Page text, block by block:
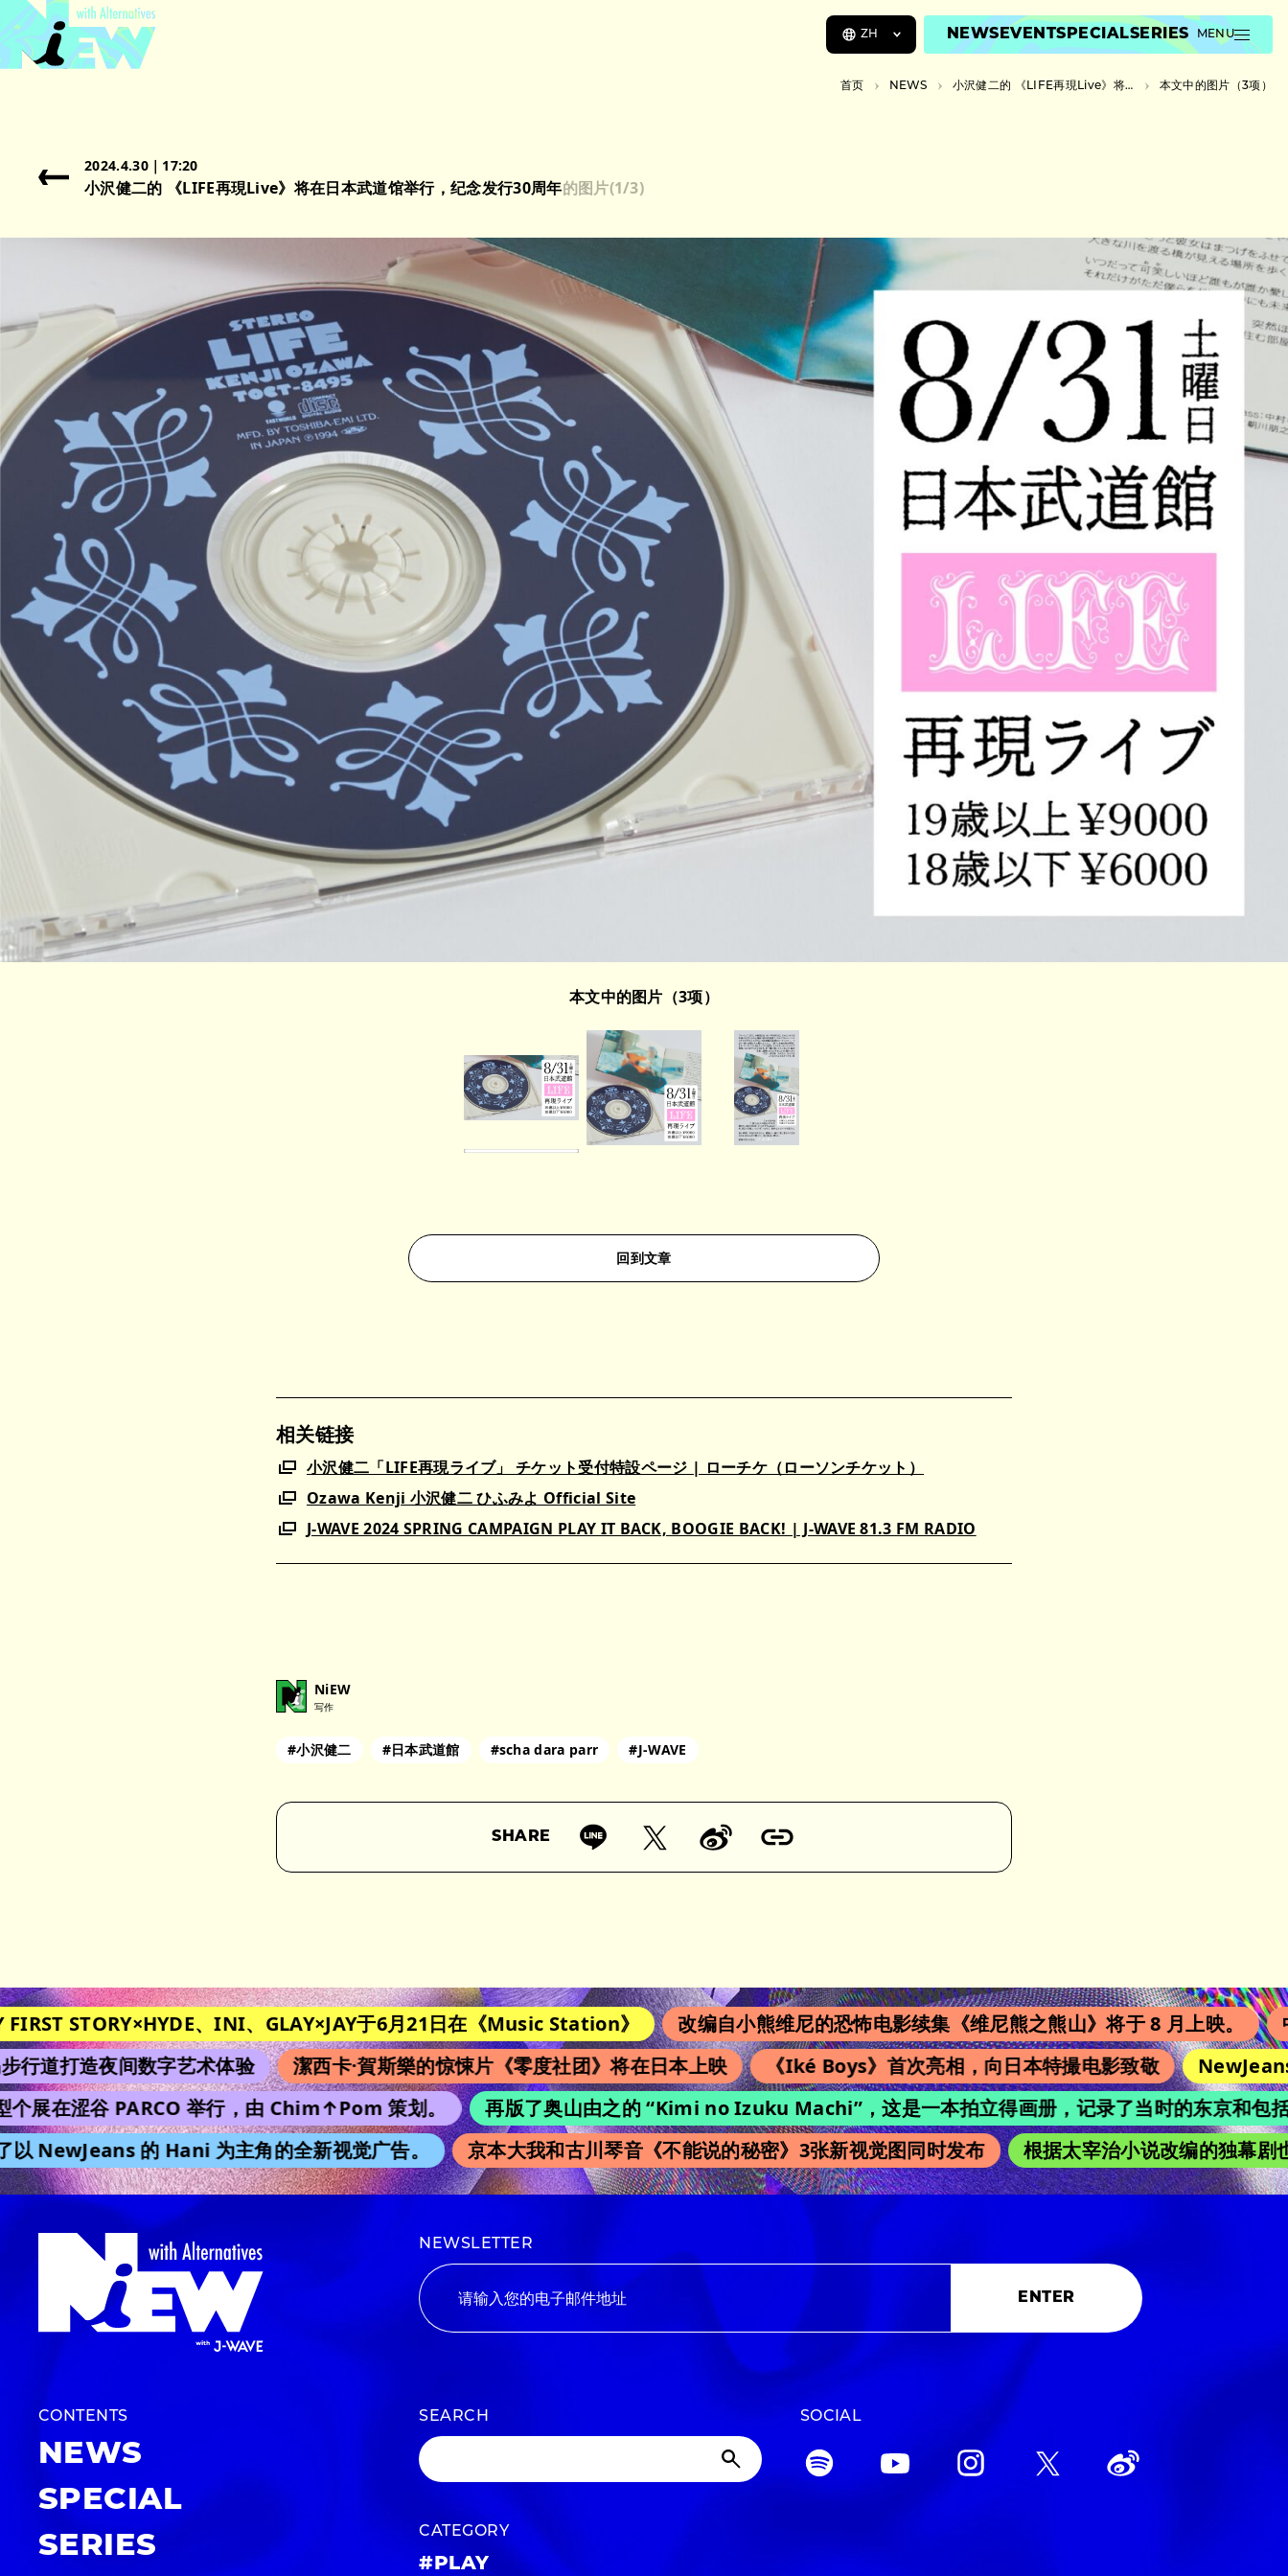
ZH NEWSEVENTSPECIALSERIES MENU
首页 NEWS 小沢健二的 《LIFE再現Live》将在日本武道馆举行，纪念发行30周年 本文中的图片（3项）
2024.4.30｜17:20
小沢健二的 《LIFE再現Live》将在日本武道馆举行，纪念发行30周年的图片(1/3)
本文中的图片（3项）
回到文章
相关链接
小沢健二「LIFE再現ライブ」 チケット受付特設ページ | ローチケ（ローソンチケット）
Ozawa Kenji 小沢健二 ひふみよ Official Site
J-WAVE 2024 SPRING CAMPAIGN PLAY IT BACK, BOOGIE BACK! | J-WAVE 81.3 FM RADIO
NiEW
写作
#小沢健二 #日本武道館 #scha dara parr #J-WAVE
SHARE
STORY×HYDE、INI、GLAY×JAY于6月21日在《Music Station》 改编自小熊维尼的恐怖电影续集《维尼熊之熊山》将于 8 月上映。
中
道打造夜间数字艺术体验
潔西卡·賀斯樂的惊悚片《零度社团》将在日本上映 《Iké Boys》首次亮相，向日本特撮电影致敬
NewJeans
在涩谷 PARCO 举行，由 Chim↑Pom 策划。
再版了奥山由之的 “Kimi no Izuku Machi”，这是一本拍立得画册，记录了当时的东京和包括
NewJeans 的 Hani 为主角的全新视觉广告。
京本大我和古川琴音《不能说的秘密》3张新视觉图同时发布 根据太宰治小说改编的独幕剧也
NEWSLETTER
ENTER
CONTENTS
NEWS
SPECIAL
SERIES
SEARCH
CATEGORY
#PLAY
SOCIAL